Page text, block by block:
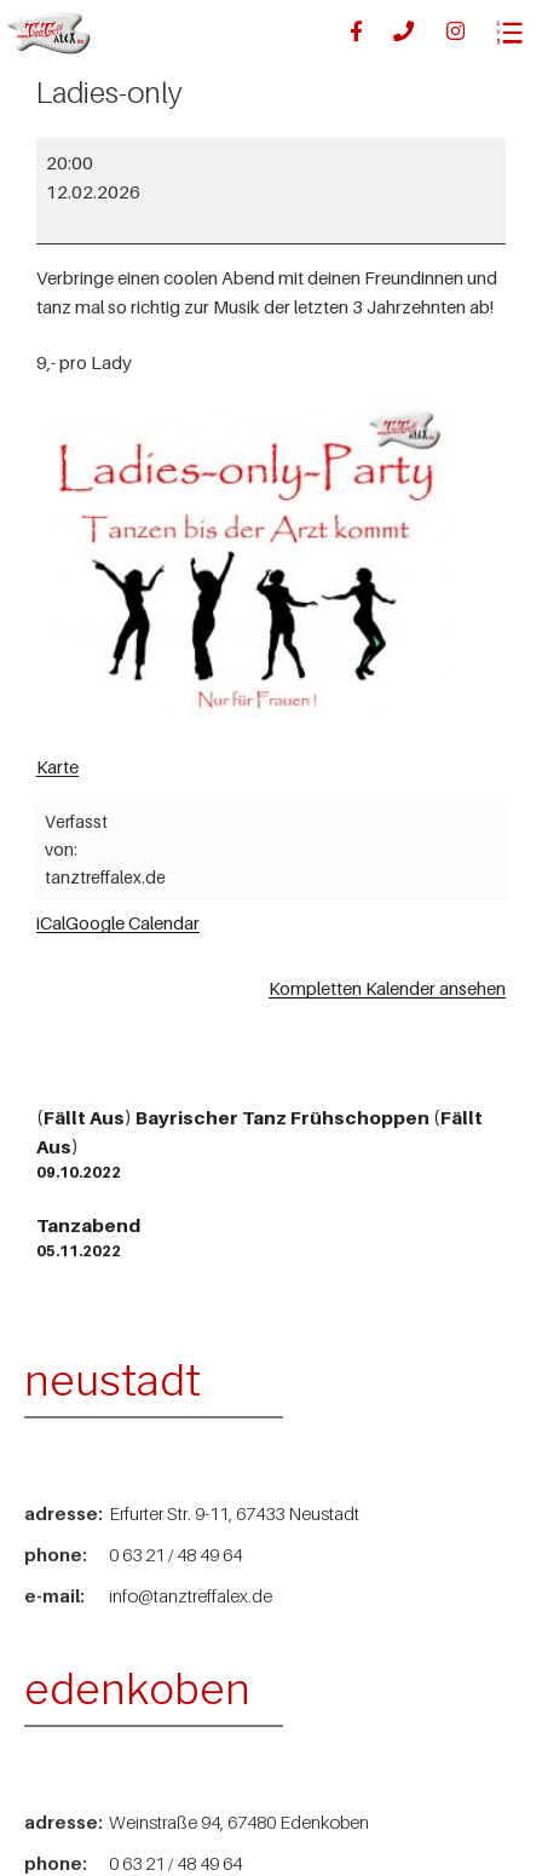
Ladies-only
20:00
12.02.2026
Verbringe einen coolen Abend mit deinen Freundinnen und
tanz mal so richtig zur Musik der letzten 3 Jahrzehnten ab!
9,- pro Lady
Karte
Verfasst
von:
tanztreffalex.de
iCalGoogle Calendar
Kompletten Kalender ansehen
(Fällt Aus) Bayrischer Tanz Frühschoppen (Fällt
Aus)
09.10.2022
Tanzabend
05.11.2022
neustadt
adresse: Erfurter Str. 9-11, 67433 Neustadt
phone:
0 63 21 / 48 49 64
e-mail:
info@tanztreffalex.de
edenkoben
adresse: Weinstraße 94, 67480 Edenkoben
phone:
0 63 21 / 48 49 64